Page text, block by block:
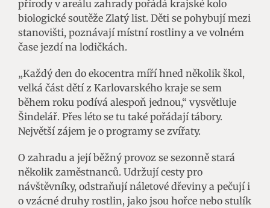
přírody v areálu zahrady pořádá krajské kolo
biologické soutěže Zlatý list. Děti se pohybují mezi
stanovišti, poznávají místní rostliny a ve volném
čase jezdí na lodičkách.
„Každý den do ekocentra míří hned několik škol,
velká část dětí z Karlovarského kraje se sem
během roku podívá alespoň jednou,“ vysvětluje
Šindelář. Přes léto se tu také pořádají tábory.
Největší zájem je o programy se zvířaty.
O zahradu a její běžný provoz se sezonně stará
několik zaměstnanců. Udržují cesty pro
návštěvníky, odstraňují náletové dřeviny a pečují i
o vzácné druhy rostlin, jako jsou hořce nebo stulík